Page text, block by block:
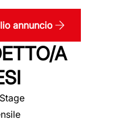
annuncio
A